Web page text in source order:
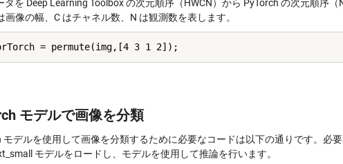
タを Deep Learning Toolbox の次元順序（HWCN）から PyTorch の次元順序
画像の幅、C はチャネル数、N は観測数を表します。
モデルで画像を分類
モデルを使用して画像を分類するために必要なコードは以下の通りです。必
モデルをロードし、モデルを使用して推論を行います。